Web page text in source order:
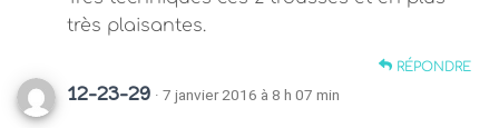
très plaisantes.
RÉPONDRE
12-23-29 · 7 janvier 2016 à 8 h 07 min